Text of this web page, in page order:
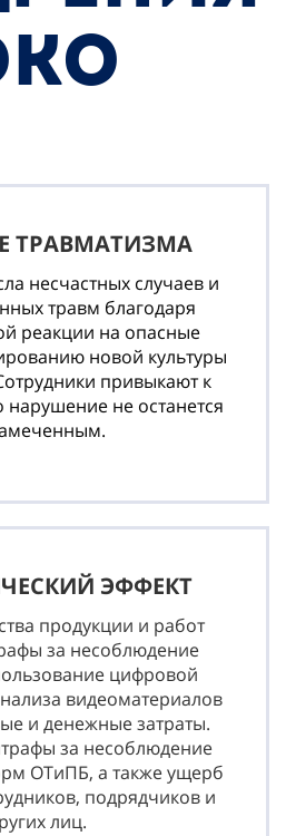
ТРАВМАТИЗМА
несчастных случаев и
травм благодаря
реакции на опасные
новой культуры
привыкают к
нарушение не останется
ЭФФЕКТ
продукции и работ
за несоблюдение
цифровой
видеоматериалов
и денежные затраты.
за несоблюдение
ОТиПБ, а также ущерб
подрядчиков и
лиц.